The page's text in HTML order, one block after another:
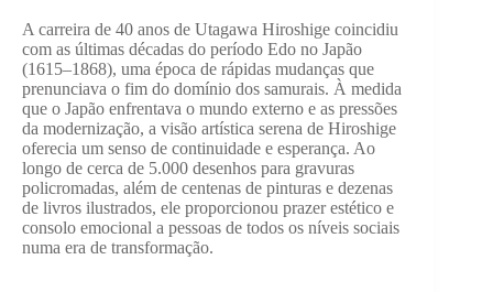
A carreira de 40 anos de Utagawa Hiroshige coincidiu
com as últimas décadas do período Edo no Japão
(1615–1868), uma época de rápidas mudanças que
prenunciava o fim do domínio dos samurais. À medida
que o Japão enfrentava o mundo externo e as pressões
da modernização, a visão artística serena de Hiroshige
oferecia um senso de continuidade e esperança. Ao
longo de cerca de 5.000 desenhos para gravuras
policromadas, além de centenas de pinturas e dezenas
de livros ilustrados, ele proporcionou prazer estético e
consolo emocional a pessoas de todos os níveis sociais
numa era de transformação.